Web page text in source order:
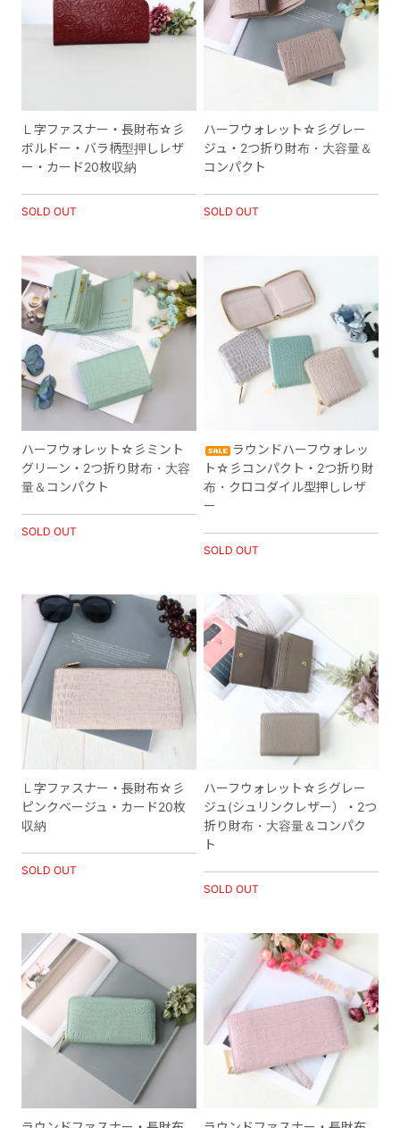
Ｌ字ファスナー・長財布☆彡
ボルドー・バラ柄型押しレザ
ー・カード20枚収納
SOLD OUT
ハーフウォレット☆彡グレー
ジュ・2つ折り財布・大容量＆
コンパクト
SOLD OUT
ハーフウォレット☆彡ミント
グリーン・2つ折り財布・大容
量＆コンパクト
SOLD OUT
ラウンドハーフウォレッ
ト☆彡コンパクト・2つ折り財
布・クロコダイル型押しレザ
ー
SOLD OUT
Ｌ字ファスナー・長財布☆彡
ピンクベージュ・カード20枚
収納
SOLD OUT
ハーフウォレット☆彡グレー
ジュ(シュリンクレザー）・2つ
折り財布・大容量＆コンパク
ト
SOLD OUT